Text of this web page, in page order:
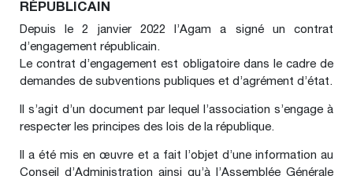
RÉPUBLICAIN
Depuis le 2 janvier 2022 l’Agam a signé un contrat
d’engagement républicain.
Le contrat d’engagement est obligatoire dans le cadre de
demandes de subventions publiques et d’agrément d’état.
Il s’agit d’un document par lequel l’association s’engage à
respecter les principes des lois de la république.
Il a été mis en œuvre et a fait l’objet d’une information au
Conseil d’Administration ainsi qu’à l’Assemblée Générale